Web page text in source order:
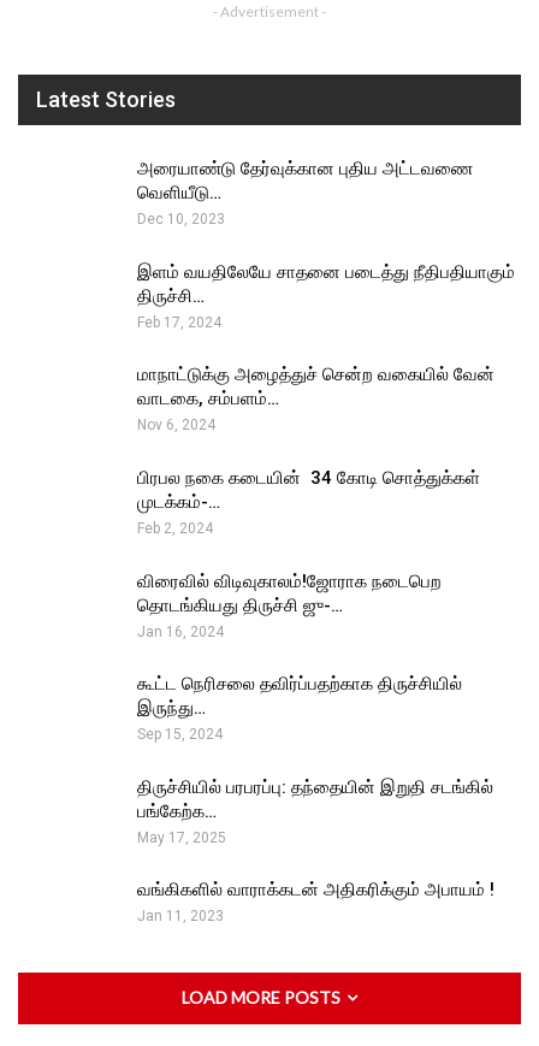
- Advertisement -
Latest Stories
அரையாண்டு தேர்வுக்கான புதிய அட்டவணை
வெளியீடு…
Dec 10, 2023
இளம் வயதிலேயே சாதனை படைத்து நீதிபதியாகும்
திருச்சி…
Feb 17, 2024
மாநாட்டுக்கு அழைத்துச் சென்ற வகையில் வேன்
வாடகை, சம்பளம்…
Nov 6, 2024
பிரபல நகை கடையின் ₹ 34 கோடி சொத்துக்கள்
முடக்கம்-…
Feb 2, 2024
விரைவில் விடிவுகாலம்!ஜோராக நடைபெற
தொடங்கியது திருச்சி ஜு-…
Jan 16, 2024
கூட்ட நெரிசலை தவிர்ப்பதற்காக திருச்சியில்
இருந்து…
Sep 15, 2024
திருச்சியில் பரபரப்பு: தந்தையின் இறுதி சடங்கில்
பங்கேற்க…
May 17, 2025
வங்கிகளில் வாராக்கடன் அதிகரிக்கும் அபாயம் !
Jan 11, 2023
LOAD MORE POSTS